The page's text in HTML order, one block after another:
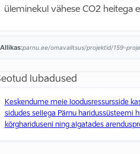
üleminekul vähese CO2 heitega
Allikas:parnu.ee/omavalitsus/projektid/159-
lubadused
Keskendume meie loodusressursside
sidudes sellega Pärnu haridussüsteemi
kõrghariduseni ning algatades